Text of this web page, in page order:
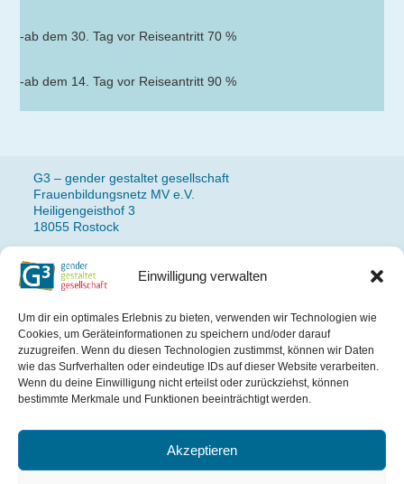
Einwilligung verwalten
Um dir ein optimales Erlebnis zu bieten, verwenden wir Technologien wie
Cookies, um Geräteinformationen zu speichern und/oder darauf
zuzugreifen. Wenn du diesen Technologien zustimmst, können wir Daten
wie das Surfverhalten oder eindeutige IDs auf dieser Website verarbeiten.
Wenn du deine Einwilligung nicht erteilst oder zurückziehst, können
bestimmte Merkmale und Funktionen beeinträchtigt werden.
Akzeptieren
-ab dem 30. Tag vor Reiseantritt 70 %
-ab dem 14. Tag vor Reiseantritt 90 %
G3 – gender gestaltet gesellschaft
Frauenbildungsnetz MV e.V.
Heiligengeisthof 3
18055 Rostock
Fon: 0381 490 77 14
Impressum
Datenschutz
Das Projekt wird gefördert
Mecklenburg-Vorpommern.